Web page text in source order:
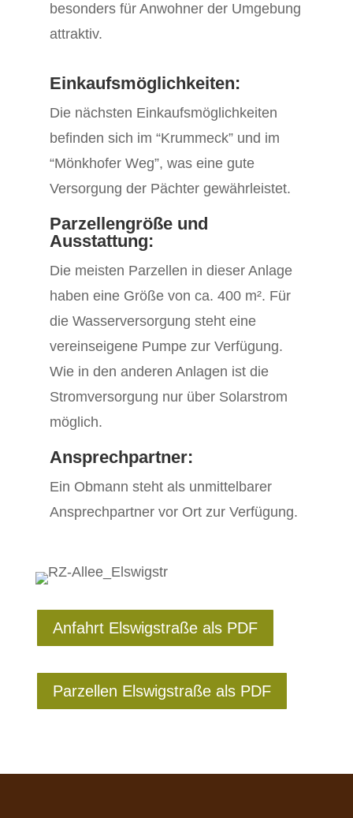
besonders für Anwohner der Umgebung
attraktiv.
Einkaufsmöglichkeiten:
Die nächsten Einkaufsmöglichkeiten
befinden sich im “Krummeck” und im
“Mönkhofer Weg”, was eine gute
Versorgung der Pächter gewährleistet.
Parzellengröße und
Ausstattung:
Die meisten Parzellen in dieser Anlage
haben eine Größe von ca. 400 m². Für
die Wasserversorgung steht eine
vereinseigene Pumpe zur Verfügung.
Wie in den anderen Anlagen ist die
Stromversorgung nur über Solarstrom
möglich.
Ansprechpartner:
Ein Obmann steht als unmittelbarer
Ansprechpartner vor Ort zur Verfügung.
Anfahrt Elswigstraße als PDF
Parzellen Elswigstraße als PDF